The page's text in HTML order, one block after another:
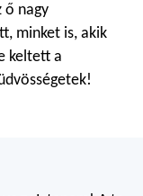
ő nagy
minket is, akik
keltett a